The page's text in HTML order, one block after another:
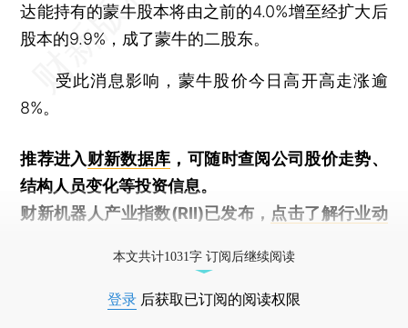
达能持有的蒙牛股本将由之前的4.0%增至经扩大后
股本的9.9%，成了蒙牛的二股东。
受此消息影响，蒙牛股价今日高开高走涨逾
8%。
推荐进入财新数据库 ，可随时查阅公司股价走势、
结构人员变化等投资信息。
财新机器人产业指数(RII)已发布， 点击了解行业动
本文共计1031字 订阅后继续阅读
登录 后获取已订阅的阅读权限